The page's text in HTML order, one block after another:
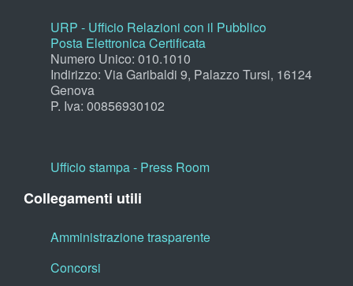
URP - Ufficio Relazioni con il Pubblico
Posta Elettronica Certificata
Numero Unico: 010.1010
Indirizzo: Via Garibaldi 9, Palazzo Tursi, 16124
Genova
P. Iva: 00856930102
Ufficio stampa - Press Room
Collegamenti utili
Amministrazione trasparente
Concorsi